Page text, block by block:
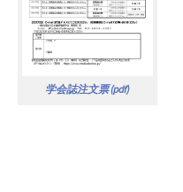
学会誌注文票 (pdf)